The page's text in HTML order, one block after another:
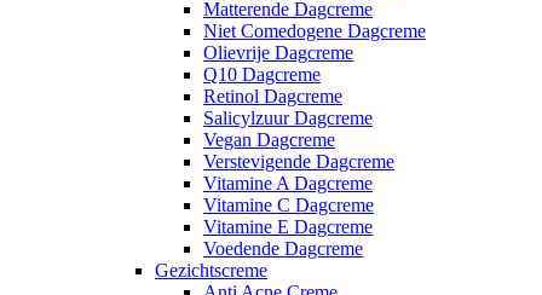
Matterende Dagcreme
Niet Comedogene Dagcreme
Olievrije Dagcreme
Q10 Dagcreme
Retinol Dagcreme
Salicylzuur Dagcreme
Vegan Dagcreme
Verstevigende Dagcreme
Vitamine A Dagcreme
Vitamine C Dagcreme
Vitamine E Dagcreme
Voedende Dagcreme
Gezichtscreme